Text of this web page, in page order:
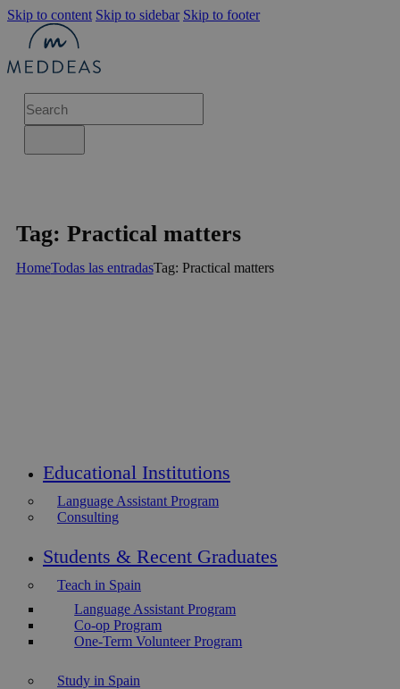
Skip to content Skip to sidebar Skip to footer
Tag: Practical matters
HomeTodas las entradasTag: Practical matters
Educational Institutions
Language Assistant Program
Consulting
Students & Recent Graduates
Teach in Spain
Language Assistant Program
Co-op Program
One-Term Volunteer Program
Study in Spain